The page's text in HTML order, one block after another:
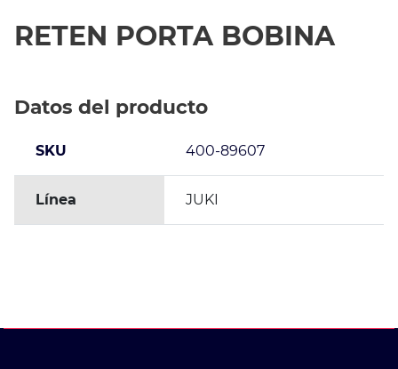
RETEN PORTA BOBINA
Datos del producto
SKU 400-89607
Línea JUKI